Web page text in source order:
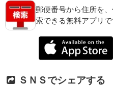
郵便番号から住所を
索できる無料アプリで
ＳＮＳでシェアする